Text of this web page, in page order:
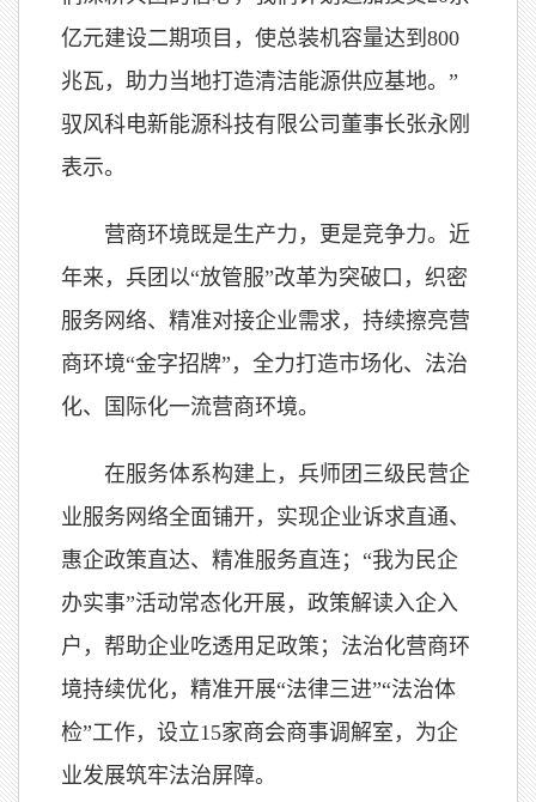
亿元建设二期项目，使总装机容量达到800
兆瓦，助力当地打造清洁能源供应基地。”
驭风科电新能源科技有限公司董事长张永刚
表示。
营商环境既是生产力，更是竞争力。近
年来，兵团以“放管服”改革为突破口，织密
服务网络、精准对接企业需求，持续擦亮营
商环境“金字招牌”，全力打造市场化、法治
化、国际化一流营商环境。
在服务体系构建上，兵师团三级民营企
业服务网络全面铺开，实现企业诉求直通、
惠企政策直达、精准服务直连；“我为民企
办实事”活动常态化开展，政策解读入企入
户，帮助企业吃透用足政策；法治化营商环
境持续优化，精准开展“法律三进”“法治体
检”工作，设立15家商会商事调解室，为企
业发展筑牢法治屏障。